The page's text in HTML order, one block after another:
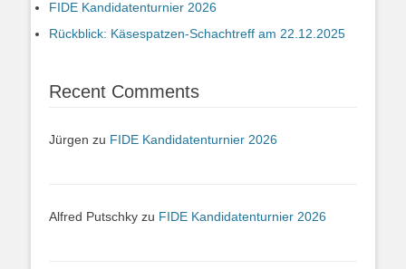
FIDE Kandidatenturnier 2026
Rückblick: Käsespatzen-Schachtreff am 22.12.2025
Recent Comments
Jürgen zu FIDE Kandidatenturnier 2026
Alfred Putschky zu FIDE Kandidatenturnier 2026